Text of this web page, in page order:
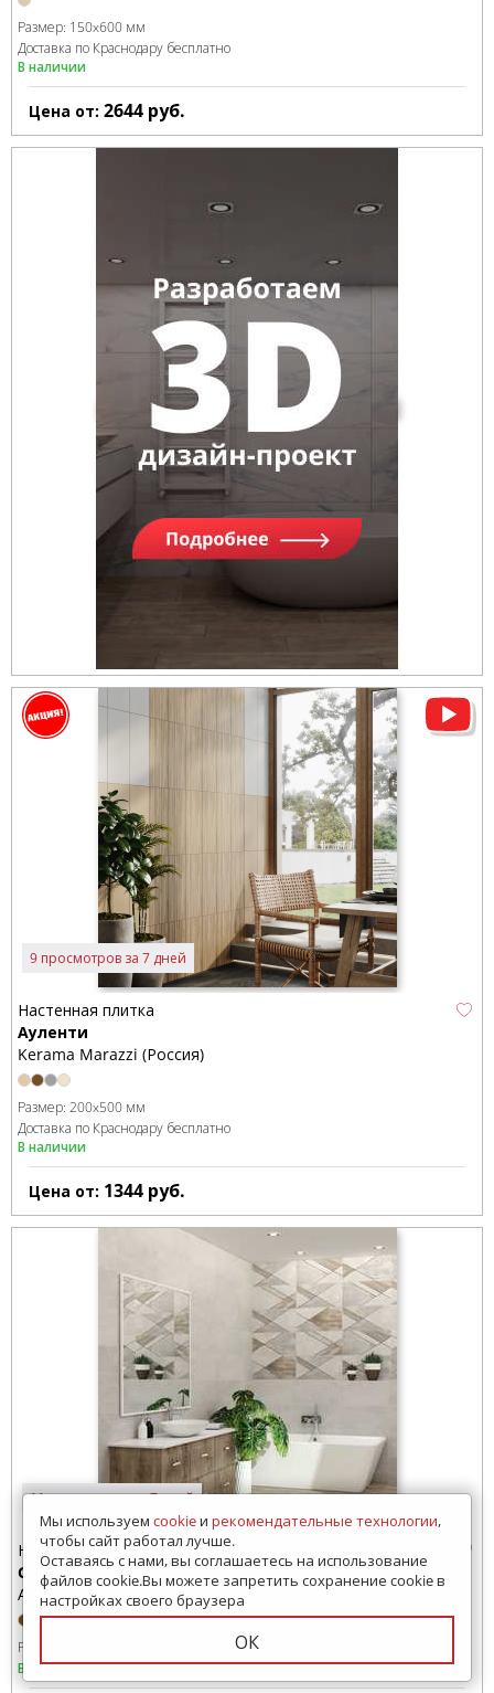
Размер: 150x600 мм
Доставка по Краснодару бесплатно
В наличии
Цена от: 2644 руб.
9 просмотров за 7 дней
Настенная плитка
Ауленти
Kerama Marazzi (Россия)
Размер: 200x500 мм
Доставка по Краснодару бесплатно
В наличии
Цена от: 1344 руб.
11 просмотров за 7 дней
Настенная плитка
Global
Azori (Россия)
Размер:
315x630 мм
В наличии
Мы используем cookieи рекомендательные технологии,
чтобы сайт работал лучше.
Оставаясь с нами, вы соглашаетесь на использование
файлов cookie.Вы можете запретить сохранение cookie в
настройках своего браузера
ОК